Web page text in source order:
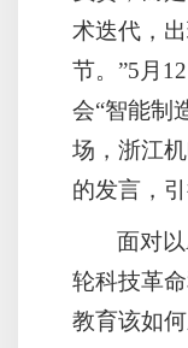
术迭代，
节。”5月
会“智能制
场，浙江
的发言，
面对
轮科技革
教育该如